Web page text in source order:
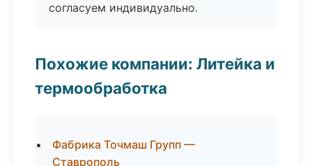
согласуем индивидуально.
Похожие компании: Литейка и
термообработка
Фабрика Точмаш Групп —
Ставрополь